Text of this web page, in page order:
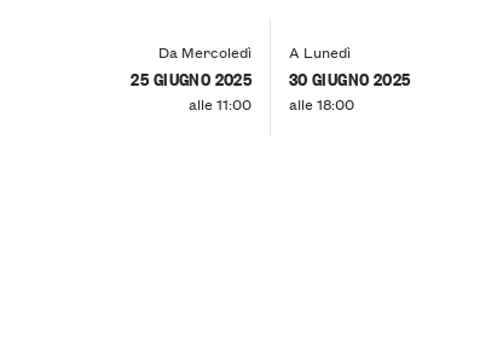
Da Mercoledì
25 GIUGNO 2025
alle 11:00
A Lunedì
30 GIUGNO 2025
alle 18:00